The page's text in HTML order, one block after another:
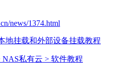
news/1374.html
地挂载和外部设备挂载教程
NAS私有云 > 软件教程